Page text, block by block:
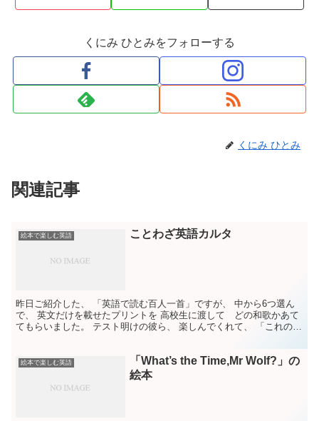
くにみ ひとみをフォローする
くにみ ひとみ
関連記事
絵本で楽しむ英語 ことわざ英語カルタ
昨日ご紹介した、 「英語で読む百人一首」ですが、 中から6つ選ん
で、 英文だけを載せたプリントを 高校生に渡して どの和歌かあて
てもらいました。 テスト明けの彼ら、 楽しんでくれて、 「これのカ
絵本で楽しむ英語
「What’s the Time,Mr Wolf?」の
絵本